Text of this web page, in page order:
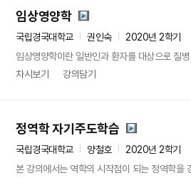
임상영양학
국립경국대학교 권인숙
2020년 2학기
임상영양학이란 일반인과 환자를 대상으로 질
차시보기
강의담기
정역학 자기주도학습
국립경국대학교 양철호
2020년 2학기
본 강의에서는 역학의 시작점이 되는 정역학을